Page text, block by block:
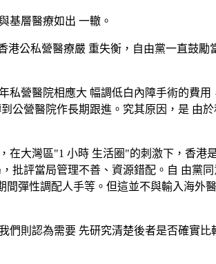
基層醫療如出 一轍。
公私營醫療嚴 重失衡，自由黨一直鼓勵
營醫院相應大 幅調低白內障手術的費
公營醫院作長期跟進。究其原因，是 由
大灣區"1 小時 生活圈"的刺激下，香港
評當局管理不善、資源錯配。自 由黨同
彈性調配人手等。但這並不與輸入海外
則認為需要 先研究清楚後者是否確實